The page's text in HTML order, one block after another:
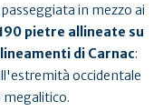
in mezzo ai
pietre allineate su
di Carnac:
occidentale
megalitico.